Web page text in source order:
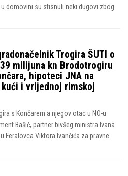
u domovini su stisnuli neki dugovi zbog
Trogira ŠUTI o
milijuna kn Brodotrogiru
hipoteci JNA na
i vrijednoj rimskoj
s Končarem a njegov otac u NO-u
Bašić, partner bivšeg ministra Ivana
Feralovca Viktora Ivančića za pravne